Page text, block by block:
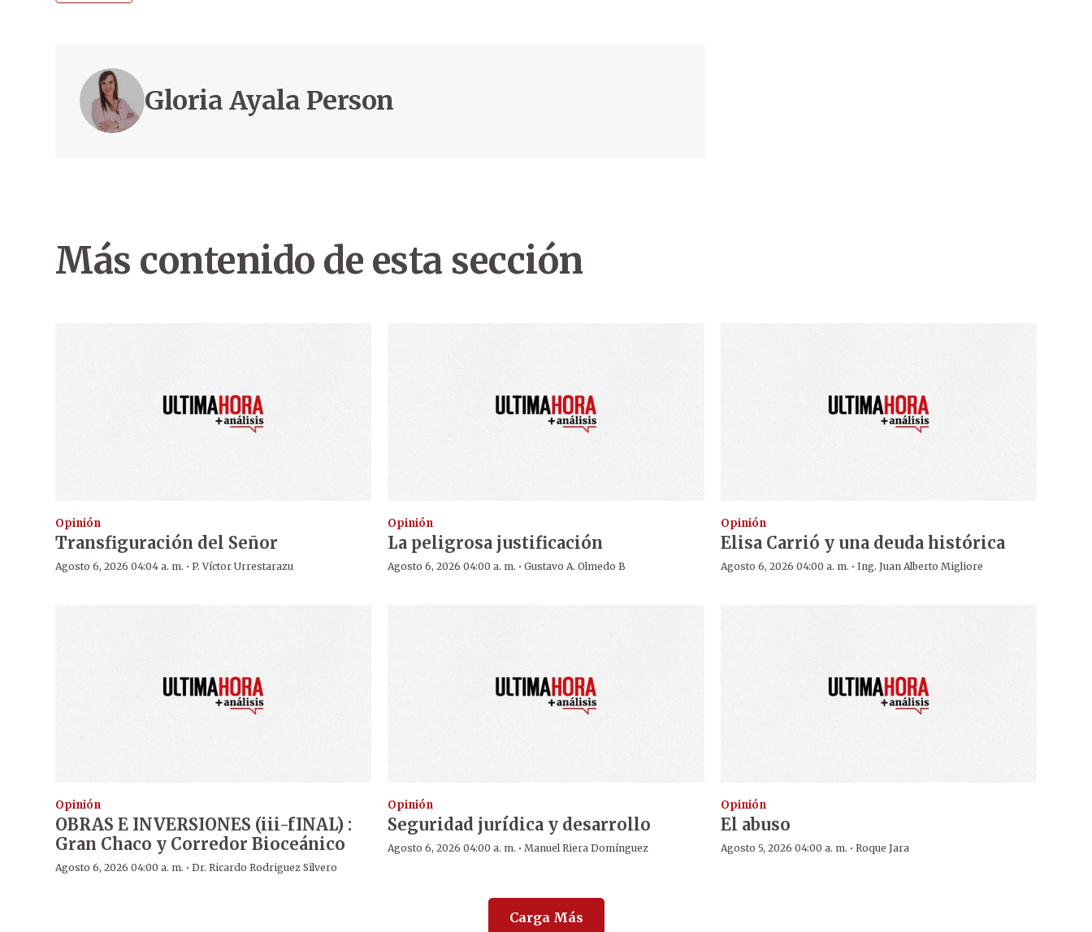
Gloria Ayala Person
Más contenido de esta sección
Opinión
Transfiguración del Señor
Agosto 6, 2026 04:04 a. m. · P. Víctor Urrestarazu
Opinión
La peligrosa justificación
Agosto 6, 2026 04:00 a. m. ·Gustavo A. Olmedo B
Opinión
Elisa Carrió y una deuda histórica
Agosto 6, 2026 04:00 a. m. · Ing. Juan Alberto Migliore
Opinión
OBRAS E INVERSIONES (iii-fINAL) :
Gran Chaco y Corredor Bioceánico
Agosto 6, 2026 04:00 a. m. · Dr. Ricardo Rodriguez Silvero
Opinión
Seguridad jurídica y desarrollo
Agosto 6, 2026 04:00 a. m. ·Manuel Riera Domínguez
Opinión
El abuso
Agosto 5, 2026 04:00 a. m. · Roque Jara
Carga Más